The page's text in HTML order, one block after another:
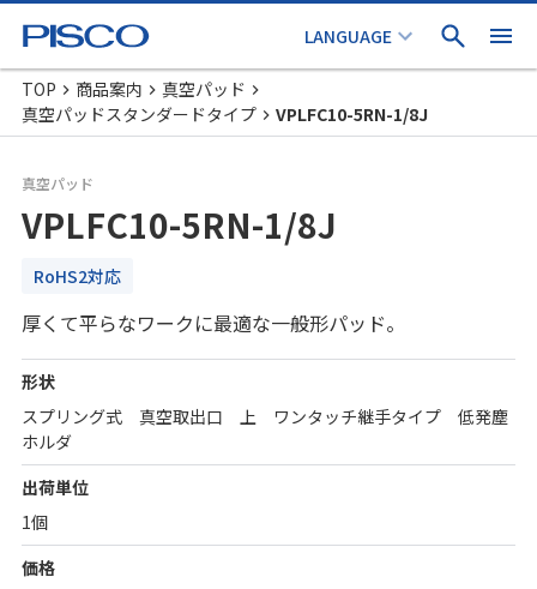
TOP 商品案内
真空パッド
真空パッドスタンダードタイプ
VPLFC10-5RN-1/8J
真空パッド
VPLFC10-5RN-1/8J
RoHS2対応
厚くて平らなワークに最適な一般形パッド。
形状
スプリング式 真空取出口 上 ワンタッチ継手タイプ 低発塵
ホルダ
出荷単位
1個
価格